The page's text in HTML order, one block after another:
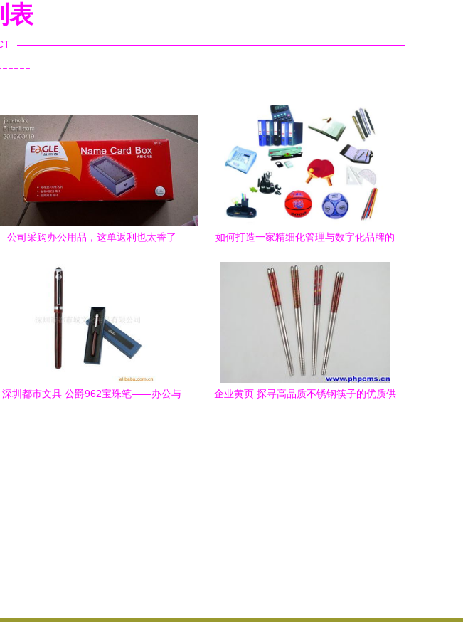
表
公司采购办公用品，这单返利也太香了
如何打造一家精细化管理与数字化品牌的
点深度测评
深圳都市文具 公爵962宝珠笔——办公与
企业黄页 探寻高品质不锈钢筷子的优质供